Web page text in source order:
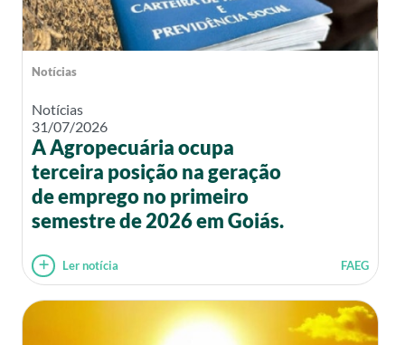
Notícias
Notícias
31/07/2026
A Agropecuária ocupa
terceira posição na geração
de emprego no primeiro
semestre de 2026 em Goiás.
Ler notícia FAEG